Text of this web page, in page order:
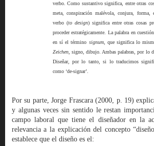
verbo. Como sustantivo significa, entre otras
meta, conspiración malévola, conjura, forma,
verbo (to design) significa entre otras cosas
proceder estratégicamente. La palabra en
en sí el término signum, que significa lo
Zeichen, signo, dibujo. Ambas palabras, por lo
Diseñar, por lo tanto, si lo traducimos
como ‘de-signar’.
Por su parte, Jorge Frascara (2000, p. 19)
y algunas veces sin sentido le restan
campo laboral que tiene el diseñador en la
relevancia a la explicación del concepto
establece que el diseño es el: